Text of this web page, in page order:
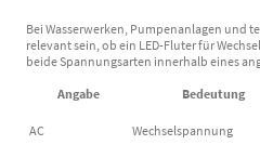
Bei Wasserwerken, Pumpenanlagen und
relevant sein, ob ein LED-Fluter für
beide Spannungsarten innerhalb eines
Angabe Bedeutung
AC Wechselspannung